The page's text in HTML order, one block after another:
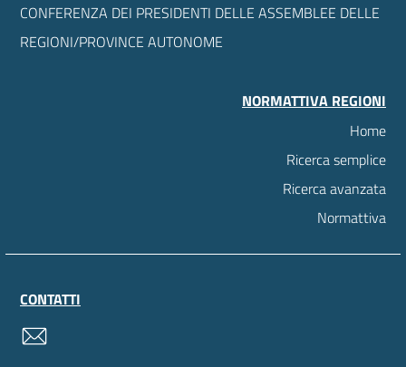
CONFERENZA DEI PRESIDENTI DELLE ASSEMBLEE DELLE
REGIONI/PROVINCE AUTONOME
NORMATTIVA REGIONI
Home
Ricerca semplice
Ricerca avanzata
Normattiva
CONTATTI